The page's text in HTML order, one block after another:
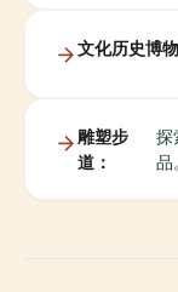
文化历史博
雕塑步
道：
探
品